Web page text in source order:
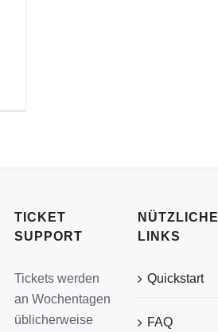
TICKET
SUPPORT
Tickets werden
an Wochentagen
üblicherweise
NÜTZLICHE
LINKS
Quickstart
FAQ